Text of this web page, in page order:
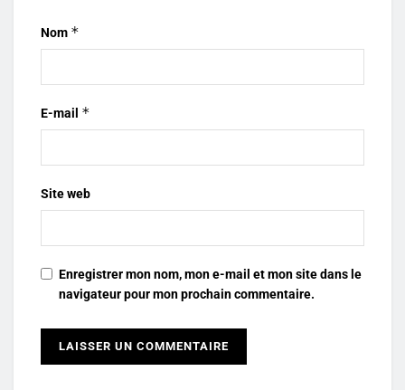
Nom *
E-mail *
Site web
Enregistrer mon nom, mon e-mail et mon site dans le
navigateur pour mon prochain commentaire.